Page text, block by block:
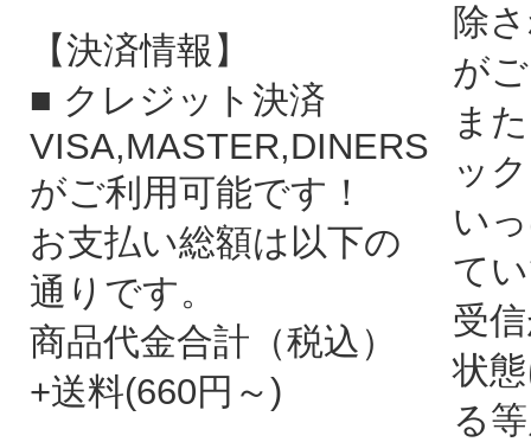
【決済情報】
■ クレジット決済
VISA,MASTER,DINERS
がご利用可能です！
お支払い総額は以下の
通りです。
商品代金合計（税込）
+送料(660円～)
除
が
ま
ッ
い
て
受
状
る